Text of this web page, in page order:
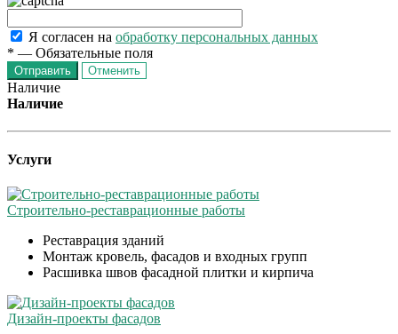
Я согласен на обработку персональных данных
* — Обязательные поля
Отменить
Наличие
Наличие
Услуги
Строительно-реставрационные работы
Реставрация зданий
Монтаж кровель, фасадов и входных групп
Расшивка швов фасадной плитки и кирпича
Дизайн-проекты фасадов